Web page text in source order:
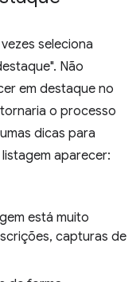
seleciona
Não
em destaque no
o processo
dicas para
aparecer:
está muito
capturas de